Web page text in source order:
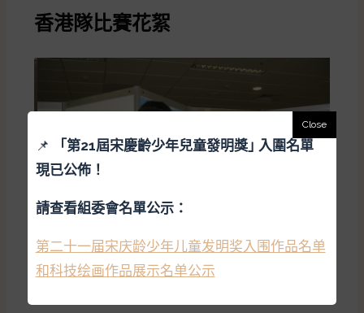
香港隊比賽花絮
📌 「 第21屆宋慶齡少年兒童發明獎｣ 入圍名單
現已公佈！
請查看組委會名單公示：
第二十一届宋庆龄少年儿童发明奖入围作品名单
和科技绘画作品展示名单公示